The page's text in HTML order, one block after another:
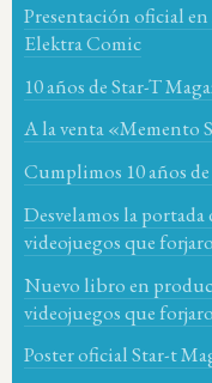
Presentación oficial
Elektra Comic
10 años de Star-T
A la venta «Memento
Cumplimos 10 años
Desvelamos la
videojuegos que
Nuevo libro en
videojuegos que
Poster oficial Star-t